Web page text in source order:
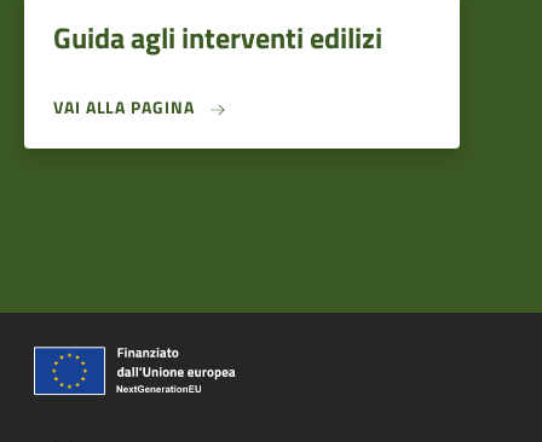
Guida agli interventi edilizi
VAI ALLA PAGINA